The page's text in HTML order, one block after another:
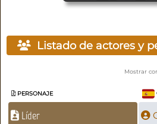
Listado de actores y
Mostrar
PERSONAJE
Líder